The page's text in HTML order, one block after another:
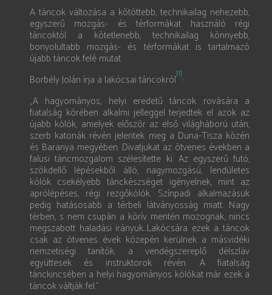
A táncok változása a kötöttebb, technikailag nehezebb,
egyszerű mozgás- és térformákat használó régi
táncoktól a kötetlenebb, technikailag könnyebb,
bonyolultabb mozgás- és térformákat is tartalmazó
újabb táncok felé mutat.
Borbély Jolán írja a lakócsai táncokról[1]:
„A hagyományos, helyi eredetű táncok rovására a
fiatalság körében alkalmi jelleggel terjedtek el azok az
újabb kólók, amelyek először az első világháború után,
szerb katonák révén jelentek meg a Duna-Tisza közén
és Baranya megyében. Divatjukat az ötvenes években a
falusi táncmozgalom szélesítette ki. Az egyszerű futó,
szökdellő lépésekből álló, nagymozgású, lendületes
kólók csekélyebb tánckészséget igényelnek, mint az
aprólépéses, régi rezgőkólók. Színpadi alkalmazásuk
pedig hatásosabb a térbeli látványosság miatt. Nagy
térben, s nem csupán a körív mentén mozognak, nincs
megszabott haladási irányuk...Lakócsára ezek a táncok
csak az ötvenes évek közepén kerülnek a másvidéki
nemzetiségi tanítók, a vendégszereplő délszláv
együttesek és instruktorok révén. A fiatalság
tánckincsében a helyi hagyományos kólókat már ezek a
táncok váltják fel.”